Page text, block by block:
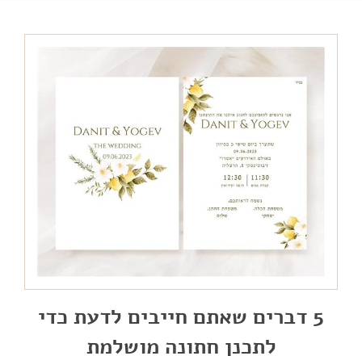
5 דברים שאתם חייבים לדעת כדי
לתכנן חתונה מושלמת